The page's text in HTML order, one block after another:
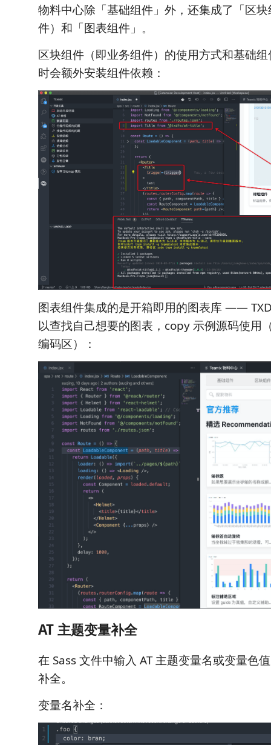
物料中心除「基础组件」外，还集成了「区
件）和「图表组件」。
区块组件（即业务组件）的使用方式和基础
时会额外安装组件依赖：
图表组件集成的是开箱即用的图表库 ——
以查找自己想要的图表，copy 示例源码使用
编码区）：
AT 主题变量补全
在 Sass 文件中输入 AT 主题变量名或变量色
补全。
变量名补全：